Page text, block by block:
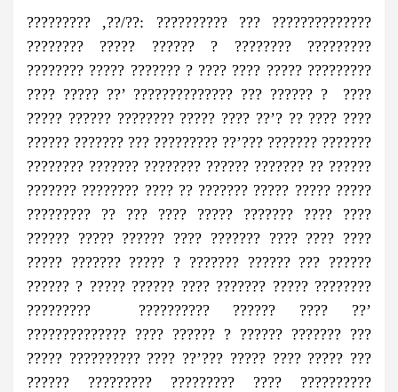
????????? ,??/??: ?????????? ??? ??????????????
???????? ????? ?????? ? ???????? ?????????
???????? ????? ??????? ? ???? ???? ????? ?????????
???? ????? ??’ ?????????????? ??? ?????? ? ????
????? ?????? ???????? ????? ???? ??’? ?? ???? ????
?????? ??????? ??? ????????? ??’??? ??????? ???????
???????? ??????? ???????? ?????? ??????? ?? ??????
??????? ???????? ???? ?? ??????? ????? ????? ?????
????????? ?? ??? ???? ????? ??????? ???? ????
?????? ????? ?????? ???? ??????? ???? ???? ????
????? ??????? ????? ? ??????? ?????? ??? ??????
?????? ? ????? ?????? ???? ??????? ????? ????????
????????? ?????????? ?????? ???? ??’
?????????????? ???? ?????? ? ?????? ??????? ???
????? ?????????? ???? ??’??? ????? ???? ????? ???
?????? ????????? ????????? ???? ??????????